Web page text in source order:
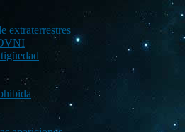
extraterrestres